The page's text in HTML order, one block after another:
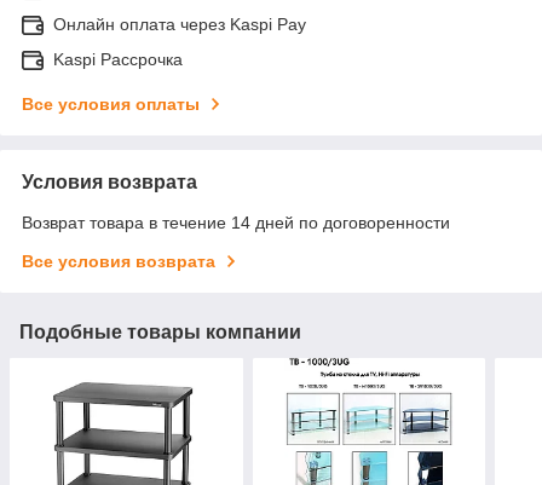
Онлайн оплата через Kaspi Pay
Kaspi Рассрочка
Все условия оплаты
Условия возврата
Возврат товара в течение 14 дней по договоренности
Все условия возврата
Подобные товары компании